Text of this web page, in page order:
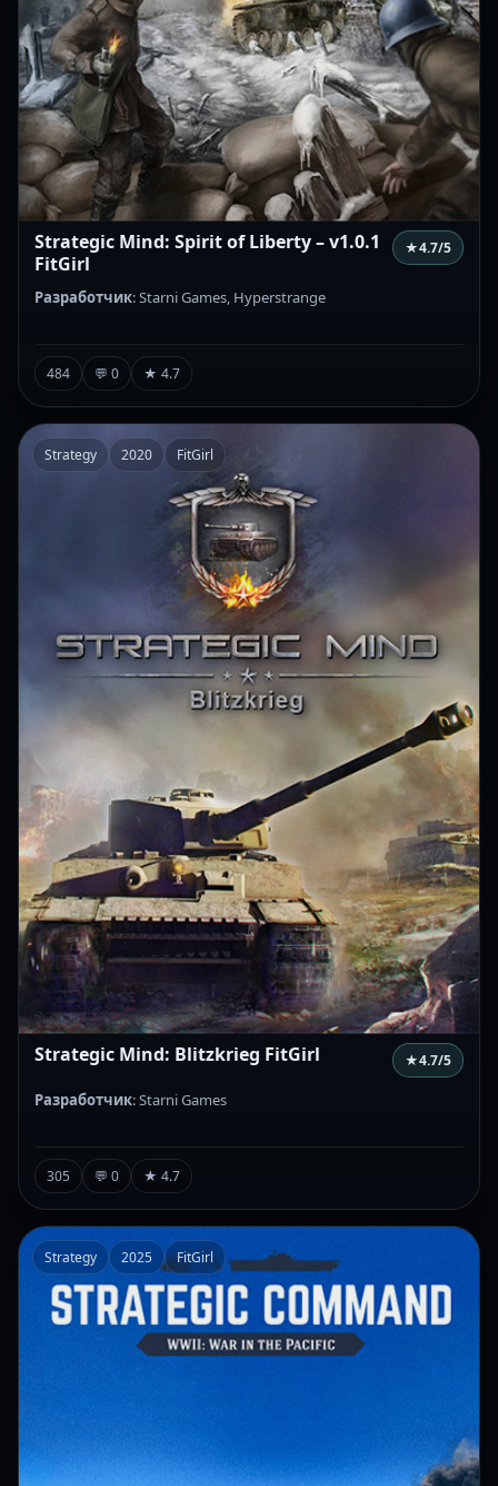
Strategic Mind: Spirit of Liberty – v1.0.1
FitGirl
★4.7/5
Разработчик: Starni Games, Hyperstrange
484 💬 0 ★ 4.7
Strategy 2020 FitGirl
Strategic Mind: Blitzkrieg FitGirl ★4.7/5
Разработчик: Starni Games
305 💬 0 ★ 4.7
Strategy 2025 FitGirl